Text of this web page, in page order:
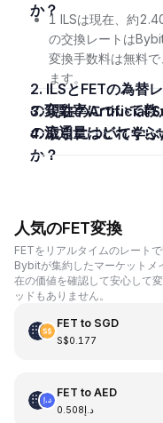
か？
1 ILSは現在、約
の交換レートは
変換手数料は無料
ます。
2. ILSとFETの為替レートにおける、過去24時間
の変動率について教
3. 現在のArtificial Superintelligence Alliance
の流通量はどれくら
4. 取引について学ぶための資料はどこにあります
か？
人気のFET変換
FETをリアルタイムのレート
Bybitが集約したマーケットメ
在の価値を確認して安心して
ッドもありません。
FET to SGD
S$0.177
FET to AED
د.إ0.508